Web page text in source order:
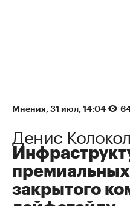
Мнения 31 июл, 14:04
Денис
закрытого